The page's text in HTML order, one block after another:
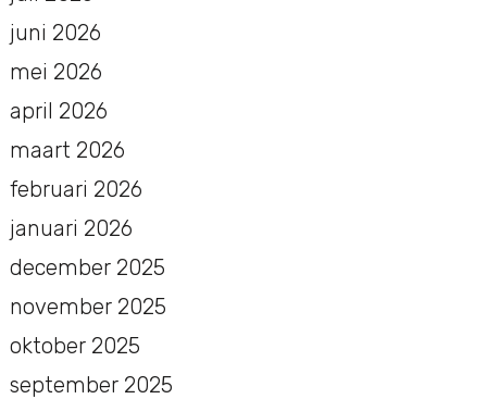
juni 2026
mei 2026
april 2026
maart 2026
februari 2026
januari 2026
december 2025
november 2025
oktober 2025
september 2025